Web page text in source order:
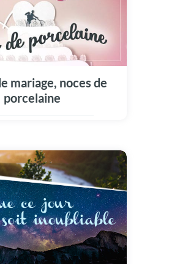
mariage, noces de
porcelaine